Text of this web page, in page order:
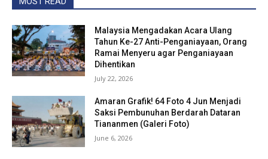
Malaysia Mengadakan Acara Ulang
Tahun Ke-27 Anti-Penganiayaan, Orang
Ramai Menyeru agar Penganiayaan
Dihentikan
July 22, 2026
Amaran Grafik! 64 Foto 4 Jun Menjadi
Saksi Pembunuhan Berdarah Dataran
Tiananmen (Galeri Foto)
June 6, 2026